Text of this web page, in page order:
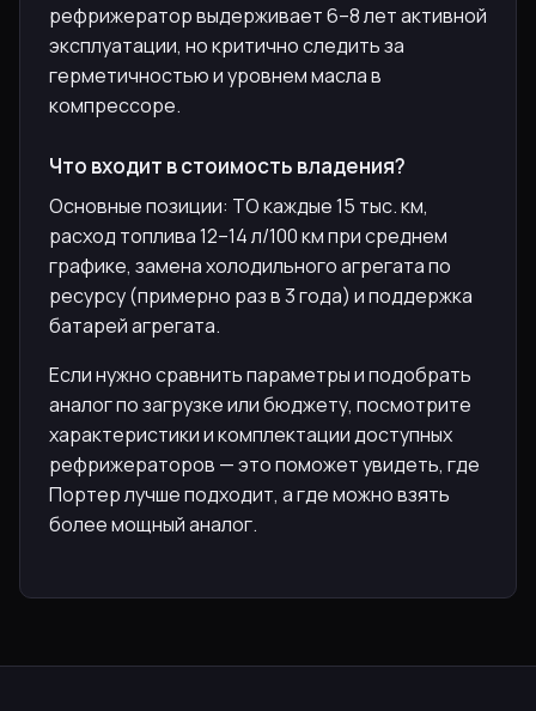
рефрижератор выдерживает 6–8 лет активной
эксплуатации, но критично следить за
герметичностью и уровнем масла в
компрессоре.
Что входит в стоимость владения?
Основные позиции: ТО каждые 15 тыс. км,
расход топлива 12–14 л/100 км при среднем
графике, замена холодильного агрегата по
ресурсу (примерно раз в 3 года) и поддержка
батарей агрегата.
Если нужно сравнить параметры и подобрать
аналог по загрузке или бюджету, посмотрите
характеристики и комплектации доступных
рефрижераторов — это поможет увидеть, где
Портер лучше подходит, а где можно взять
более мощный аналог.